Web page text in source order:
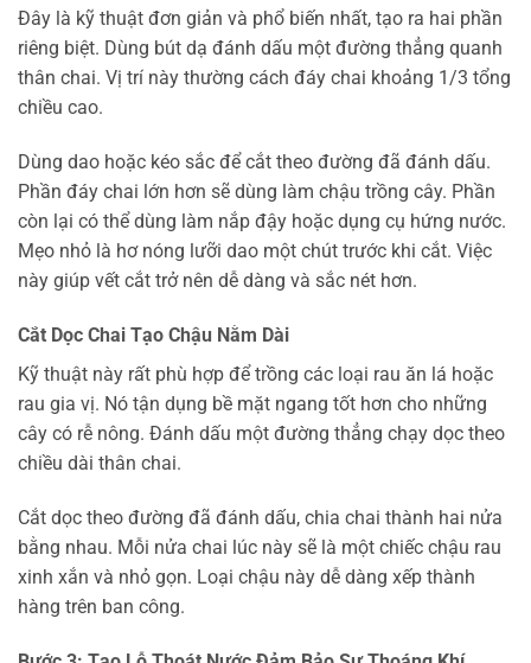
Đây là kỹ thuật đơn giản và phổ biến nhất, tạo ra hai phần
riêng biệt. Dùng bút dạ đánh dấu một đường thẳng quanh
thân chai. Vị trí này thường cách đáy chai khoảng 1/3 tổng
chiều cao.
Dùng dao hoặc kéo sắc để cắt theo đường đã đánh dấu.
Phần đáy chai lớn hơn sẽ dùng làm chậu trồng cây. Phần
còn lại có thể dùng làm nắp đậy hoặc dụng cụ hứng nước.
Mẹo nhỏ là hơ nóng lưỡi dao một chút trước khi cắt. Việc
này giúp vết cắt trở nên dễ dàng và sắc nét hơn.
Cắt Dọc Chai Tạo Chậu Nằm Dài
Kỹ thuật này rất phù hợp để trồng các loại rau ăn lá hoặc
rau gia vị. Nó tận dụng bề mặt ngang tốt hơn cho những
cây có rễ nông. Đánh dấu một đường thẳng chạy dọc theo
chiều dài thân chai.
Cắt dọc theo đường đã đánh dấu, chia chai thành hai nửa
bằng nhau. Mỗi nửa chai lúc này sẽ là một chiếc chậu rau
xinh xắn và nhỏ gọn. Loại chậu này dễ dàng xếp thành
hàng trên ban công.